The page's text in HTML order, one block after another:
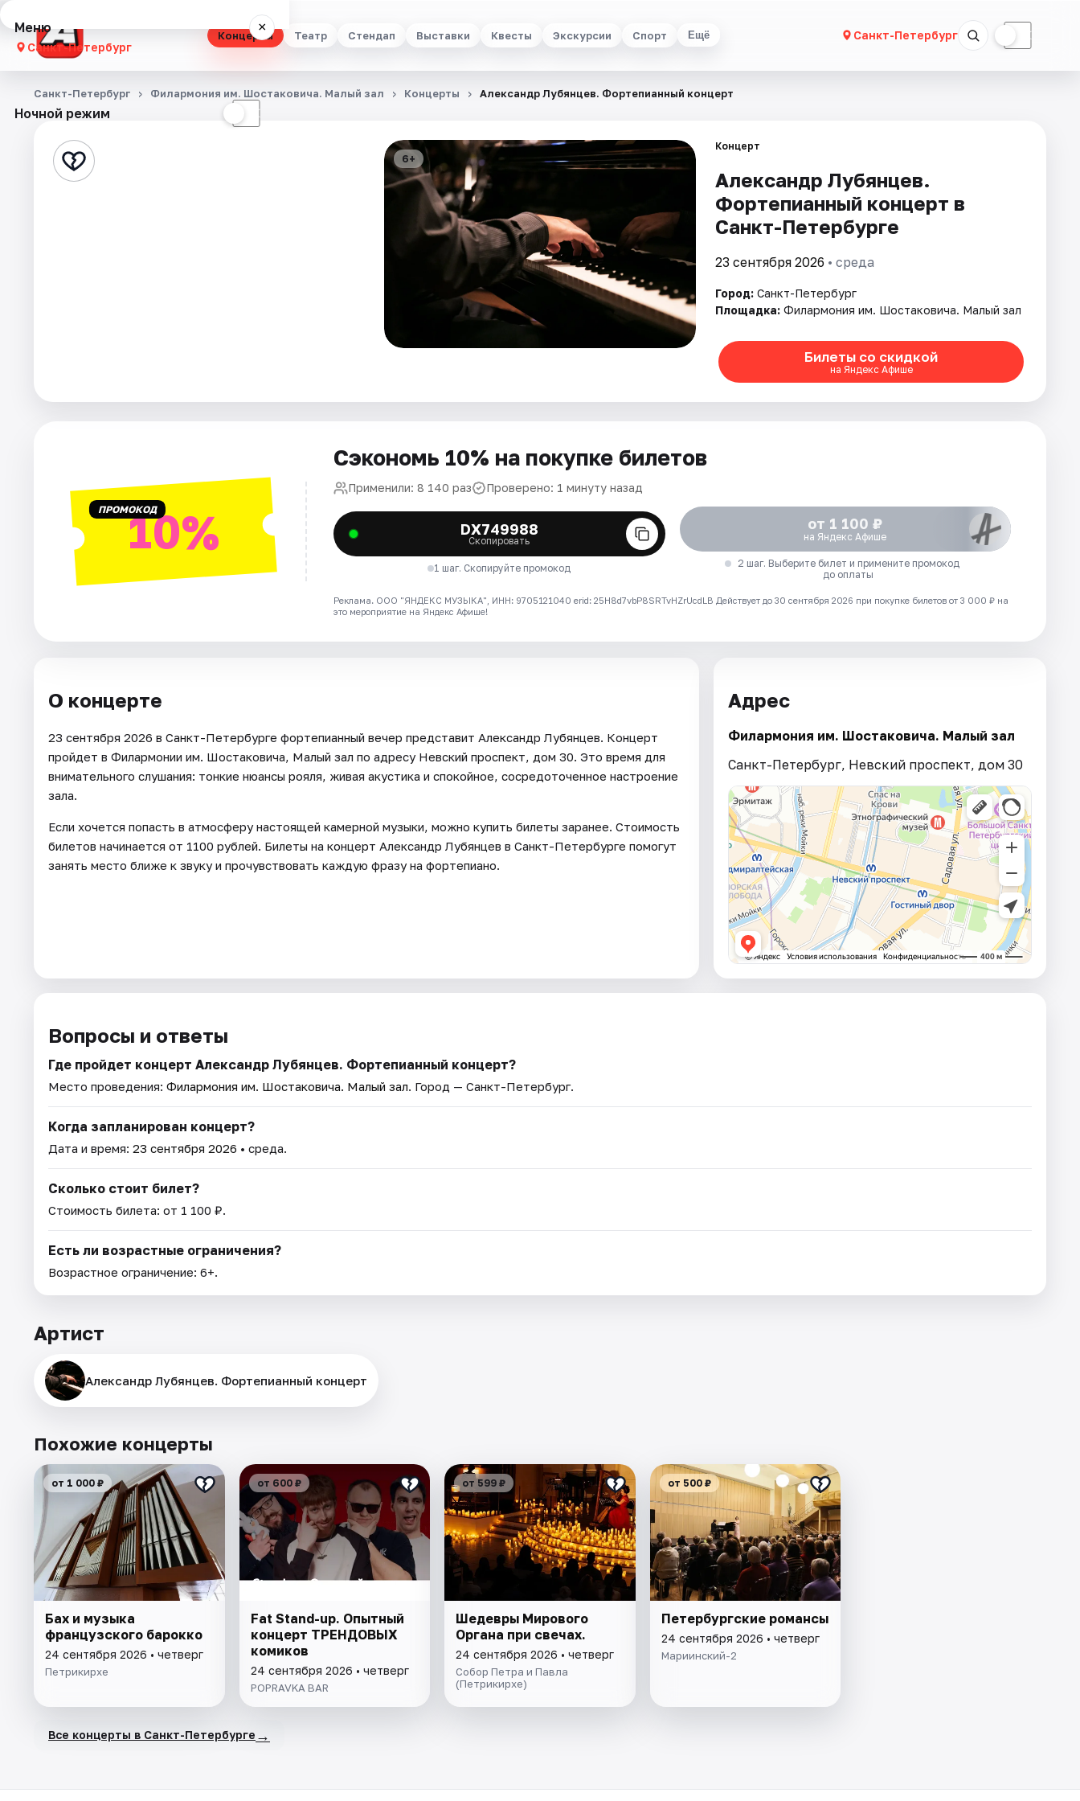
Концерты Театр Стендап Выставки Квесты Экскурсии Спорт Ещё Санкт-Петербург ☾
Меню ×
Санкт-Петербург
Концерты
Стендап
Города
Рейтинги
Ночной режим ☾
Санкт-Петербург Филармония им. Шостаковича. Малый зал Концерты Александр Лубянцев. Фортепианный концерт
6+
Концерт
Александр Лубянцев.
Фортепианный концерт в
Санкт-Петербурге
23 сентября 2026 • среда
Город: Санкт-Петербург
Площадка: Филармония им. Шостаковича. Малый зал
Билеты со скидкой
на Яндекс Афише
ПРОМОКОД10%
Сэкономь 10% на покупке билетов
Применили: 8 140 раз Проверено: 1 минуту назад
DX749988
Скопировать
1 шаг. Скопируйте промокод
от 1 100 ₽
на Яндекс Афише
2 шаг. Выберите билет и примените промокод
до оплаты
Реклама. ООО "ЯНДЕКС МУЗЫКА", ИНН: 9705121040 erid: 25H8d7vbP8SRTvHZrUcdLB Действует до 30 сентября 2026 при покупке билетов от 3 000 ₽ на
это мероприятие на Яндекс Афише!
О концерте
23 сентября 2026 в Санкт-Петербурге фортепианный вечер представит Александр Лубянцев. Концерт
пройдет в Филармонии им. Шостаковича, Малый зал по адресу Невский проспект, дом 30. Это время для
внимательного слушания: тонкие нюансы рояля, живая акустика и спокойное, сосредоточенное настроение
зала.
Если хочется попасть в атмосферу настоящей камерной музыки, можно купить билеты заранее. Стоимость
билетов начинается от 1100 рублей. Билеты на концерт Александр Лубянцев в Санкт-Петербурге помогут
занять место ближе к звуку и прочувствовать каждую фразу на фортепиано.
Адрес
Филармония им. Шостаковича. Малый зал
Санкт-Петербург, Невский проспект, дом 30
Вопросы и ответы
Где пройдет концерт Александр Лубянцев. Фортепианный концерт?
Место проведения: Филармония им. Шостаковича. Малый зал. Город — Санкт-Петербург.
Когда запланирован концерт?
Дата и время: 23 сентября 2026 • среда.
Сколько стоит билет?
Стоимость билета: от 1 100 ₽.
Есть ли возрастные ограничения?
Возрастное ограничение: 6+.
Артист
Александр Лубянцев. Фортепианный концерт
Похожие концерты
от 1 000 ₽
Бах и музыка
французского барокко
24 сентября 2026 • четверг
Петрикирхе
от 600 ₽
Fat Stand-up. Опытный
концерт ТРЕНДОВЫХ
комиков
24 сентября 2026 • четверг
POPRAVKA BAR
от 599 ₽
Шедевры Мирового
Органа при свечах.
24 сентября 2026 • четверг
Собор Петра и Павла
(Петрикирхе)
от 500 ₽
Петербургские романсы
24 сентября 2026 • четверг
Мариинский-2
Все концерты в Санкт-Петербурге →